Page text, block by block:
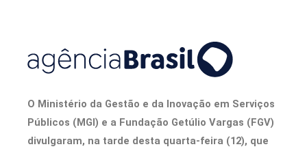
O Ministério da Gestão e da Inovação em Serviços
Públicos (MGI) e a Fundação Getúlio Vargas (FGV)
divulgaram, na tarde desta quarta-feira (12), que